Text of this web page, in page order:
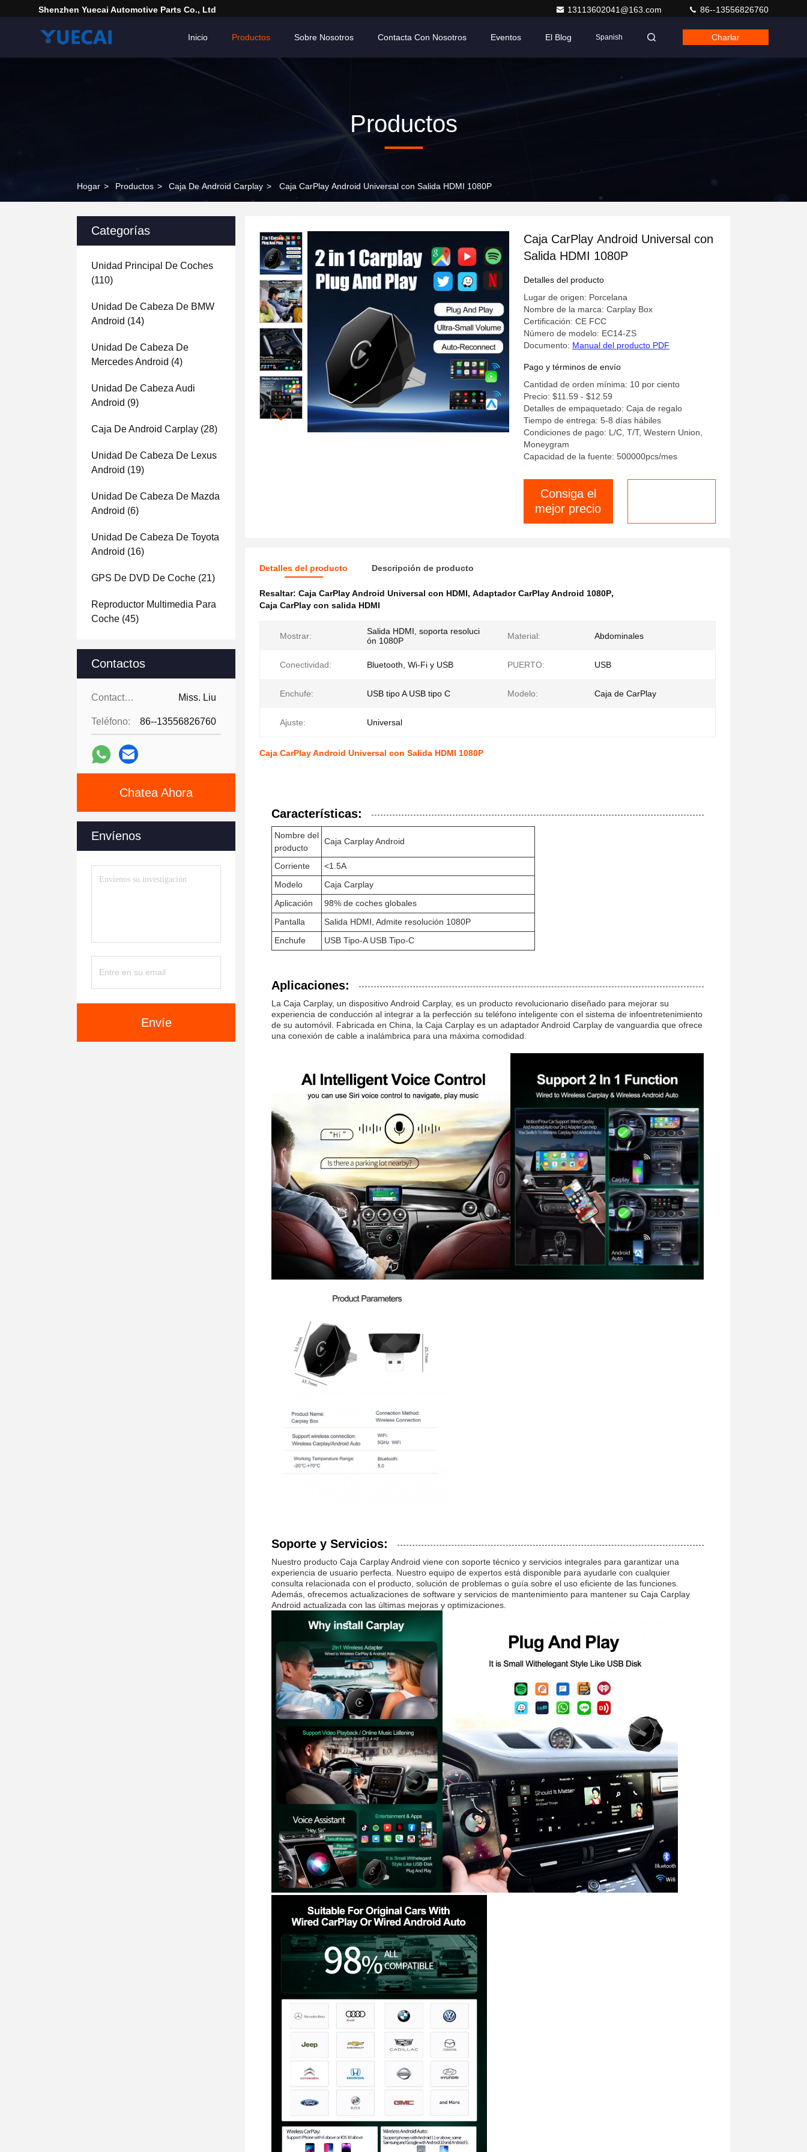
Shenzhen Yuecai Automotive Parts Co., Ltd 13113602041@163.com 86--13556826760
Inicio Productos Sobre Nosotros Contacta Con Nosotros Eventos El Blog Spanish Charlar
Productos
Hogar > Productos > Caja De Android Carplay > Caja CarPlay Android Universal con Salida HDMI 1080P
Categorías
Unidad Principal De Coches
(110)
Unidad De Cabeza De BMW
Android (14)
Unidad De Cabeza De
Mercedes Android (4)
Unidad De Cabeza Audi
Android (9)
Caja De Android Carplay (28)
Unidad De Cabeza De Lexus
Android (19)
Unidad De Cabeza De Mazda
Android (6)
Unidad De Cabeza De Toyota
Android (16)
GPS De DVD De Coche (21)
Reproductor Multimedia Para
Coche (45)
Contactos
Contactos: Miss. Liu
Teléfono: 86--13556826760
Chatea Ahora
Envíenos
Envíe
Caja CarPlay Android Universal con
Salida HDMI 1080P
Detalles del producto
Lugar de origen: Porcelana
Nombre de la marca: Carplay Box
Certificación: CE FCC
Número de modelo: EC14-ZS
Documento: Manual del producto PDF
Pago y términos de envío
Cantidad de orden mínima: 10 por ciento
Precio: $11.59 - $12.59
Detalles de empaquetado: Caja de regalo
Tiempo de entrega: 5-8 días hábiles
Condiciones de pago: L/C, T/T, Western Union,
Moneygram
Capacidad de la fuente: 500000pcs/mes
Consiga el
mejor precio
Detalles del producto Descripción de producto
Resaltar: Caja CarPlay Android Universal con HDMI, Adaptador CarPlay Android 1080P,
Caja CarPlay con salida HDMI
Mostrar:
Salida HDMI, soporta resoluci
ón 1080P
Material: Abdominales
Conectividad: Bluetooth, Wi-Fi y USB PUERTO: USB
Enchufe: USB tipo A USB tipo C Modelo: Caja de CarPlay
Ajuste: Universal
Caja CarPlay Android Universal con Salida HDMI 1080P
Características:
Nombre del
producto
Caja Carplay Android
Corriente
<1.5A
Modelo
Caja Carplay
Aplicación
98% de coches globales
Pantalla
Salida HDMI, Admite resolución 1080P
Enchufe
USB Tipo-A USB Tipo-C
Aplicaciones:
La Caja Carplay, un dispositivo Android Carplay, es un producto revolucionario diseñado para mejorar su
experiencia de conducción al integrar a la perfección su teléfono inteligente con el sistema de infoentretenimiento
de su automóvil. Fabricada en China, la Caja Carplay es un adaptador Android Carplay de vanguardia que ofrece
una conexión de cable a inalámbrica para una máxima comodidad.
Soporte y Servicios:
Nuestro producto Caja Carplay Android viene con soporte técnico y servicios integrales para garantizar una
experiencia de usuario perfecta. Nuestro equipo de expertos está disponible para ayudarle con cualquier
consulta relacionada con el producto, solución de problemas o guía sobre el uso eficiente de las funciones.
Además, ofrecemos actualizaciones de software y servicios de mantenimiento para mantener su Caja Carplay
Android actualizada con las últimas mejoras y optimizaciones.